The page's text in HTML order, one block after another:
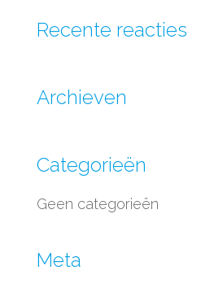
Recente reacties
Archieven
Categorieën
Geen categorieën
Meta